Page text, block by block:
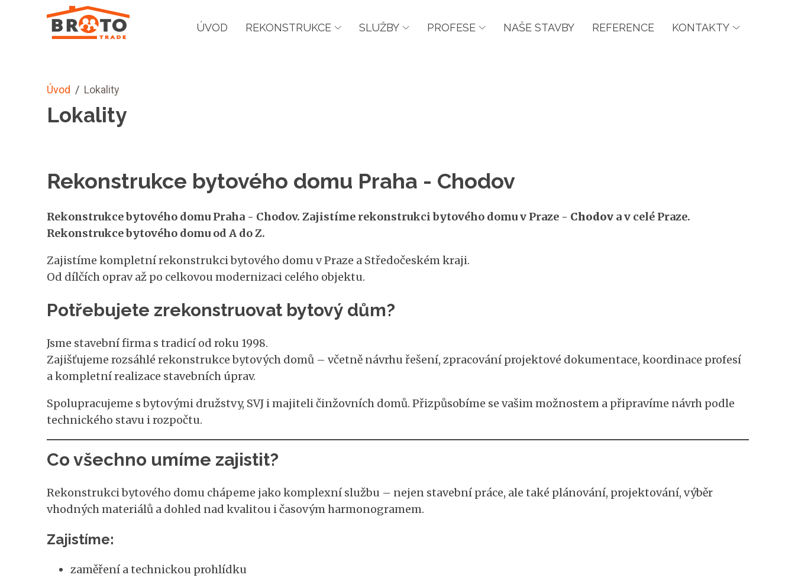
ÚVOD REKONSTRUKCE SLUŽBY PROFESE NAŠE STAVBY REFERENCE KONTAKTY
Úvod / Lokality
Lokality
Rekonstrukce bytového domu Praha - Chodov
Rekonstrukce bytového domu Praha - Chodov. Zajistíme rekonstrukci bytového domu v Praze - Chodov a v celé Praze.
Rekonstrukce bytového domu od A do Z.
Zajistíme kompletní rekonstrukci bytového domu v Praze a Středočeském kraji.
Od dílčích oprav až po celkovou modernizaci celého objektu.
Potřebujete zrekonstruovat bytový dům?
Jsme stavební firma s tradicí od roku 1998.
Zajišťujeme rozsáhlé rekonstrukce bytových domů – včetně návrhu řešení, zpracování projektové dokumentace, koordinace profesí
a kompletní realizace stavebních úprav.
Spolupracujeme s bytovými družstvy, SVJ i majiteli činžovních domů. Přizpůsobíme se vašim možnostem a připravíme návrh podle
technického stavu i rozpočtu.
Co všechno umíme zajistit?
Rekonstrukci bytového domu chápeme jako komplexní službu – nejen stavební práce, ale také plánování, projektování, výběr
vhodných materiálů a dohled nad kvalitou i časovým harmonogramem.
Zajistíme:
zaměření a technickou prohlídku